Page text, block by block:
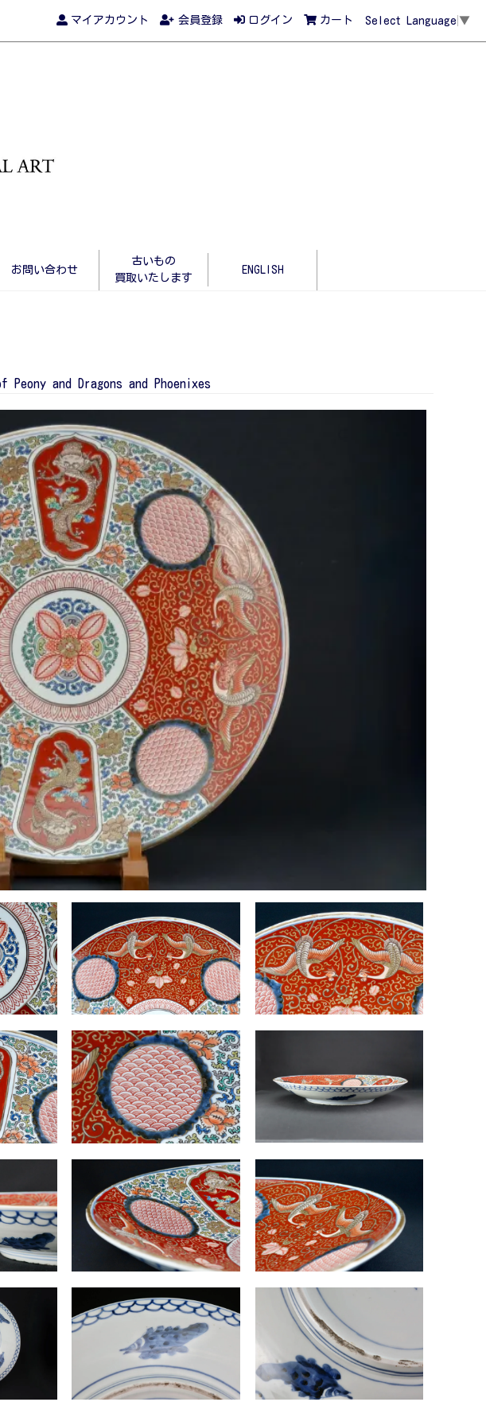
マイアカウント 会員登録 ログイン カート Select Language ▼
お問い合わせ
古いもの
買取いたします
ENGLISH
and Dragons and Phoenixes